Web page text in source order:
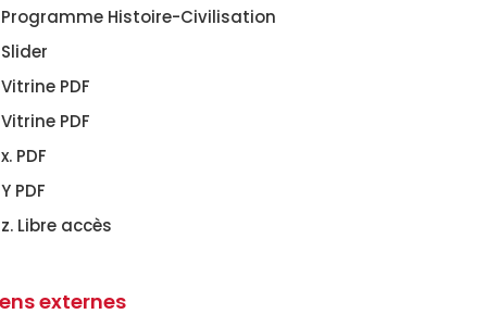
Programme Histoire-Civilisation
Slider
Vitrine PDF
Vitrine PDF
x. PDF
Y PDF
z. Libre accès
externes